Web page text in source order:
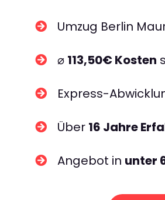
Umzug Berlin
⌀ 113,50€ Kosten
Express-
Über 16 Jahre
Angebot in unter